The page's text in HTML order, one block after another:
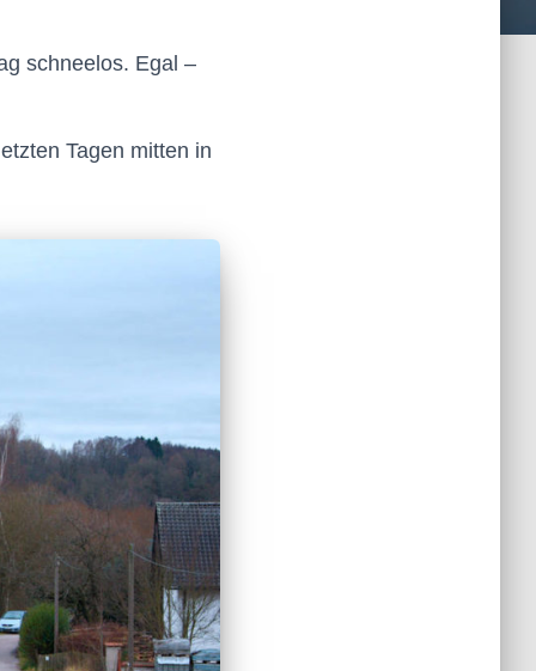
schneelos. Egal –
Tagen mitten in